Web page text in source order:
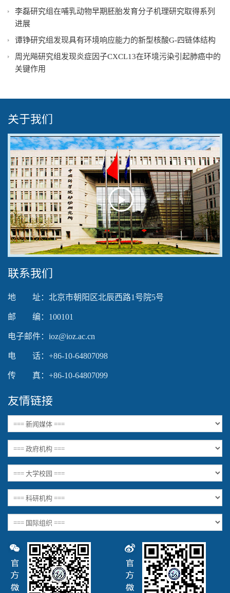
李磊研究组在哺乳动物早期胚胎发育分子机理研究取得系列
进展
谭铮研究组发现具有环境响应能力的新型核酸G-四链体结构
周光飚研究组发现炎症因子CXCL13在环境污染引起肺癌中的
关键作用
关于我们
Play
Video
联系我们
地 址：北京市朝阳区北辰西路1号院5号
邮 编：100101
电子邮件：ioz@ioz.ac.cn
电 话：+86-10-64807098
传 真：+86-10-64807099
友情链接